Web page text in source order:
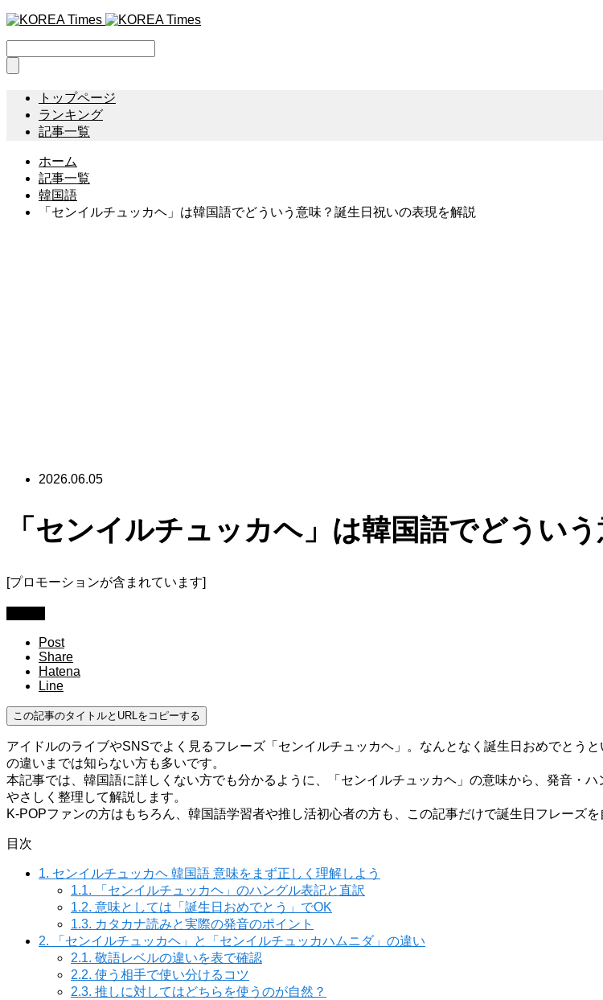
トップページ
ランキング
記事一覧
ホーム
記事一覧
韓国語
「センイルチュッカヘ」は韓国語でどういう意味？誕生日祝いの表現を解説
2026.06.05
「センイルチュッカヘ」は韓国語でどうい
[プロモーションが含まれています]
Post
Share
Hatena
Line
この記事のタイトルとURLをコピーする
アイドルのライブやSNSでよく見るフレーズ「センイルチュッカヘ」。なんとなく誕生日おめでとう
の違いまでは知らない方も多いです。
本記事では、韓国語に詳しくない方でも分かるように、「センイルチュッカヘ」の意味から、発音・
やさしく整理して解説します。
K-POPファンの方はもちろん、韓国語学習者や推し活初心者の方も、この記事だけで誕生日フレーズを
目次
1. センイルチュッカヘ 韓国語 意味をまず正しく理解しよう
1.1. 「センイルチュッカヘ」のハングル表記と直訳
1.2. 意味としては「誕生日おめでとう」でOK
1.3. カタカナ読みと実際の発音のポイント
2. 「センイルチュッカヘ」と「センイルチュッカハムニダ」の違い
2.1. 敬語レベルの違いを表で確認
2.2. 使う相手で使い分けるコツ
2.3. 推しに対してはどちらを使うのが自然？